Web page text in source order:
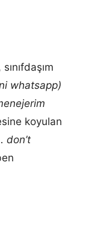
whatsapp)
koyulan
don’t